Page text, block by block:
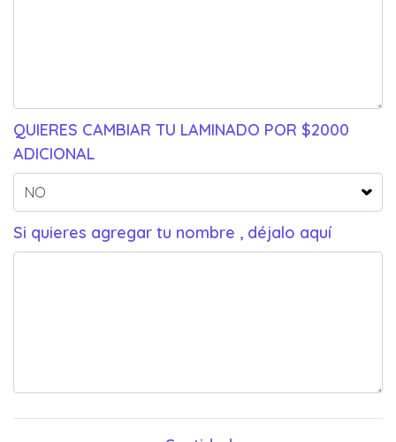
QUIERES CAMBIAR TU LAMINADO POR $2000
ADICIONAL
Si quieres agregar tu nombre , déjalo aquí